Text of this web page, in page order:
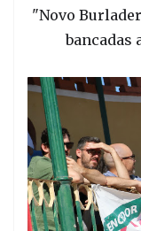
"Novo
bancadas